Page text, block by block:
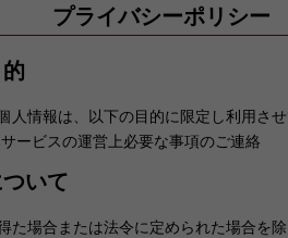
プライバシーポリシー
人情報は、以下の目的に限定し利用さ
ービスの運営上必要な事項のご連絡
いて
た場合または法令に定められた場合を